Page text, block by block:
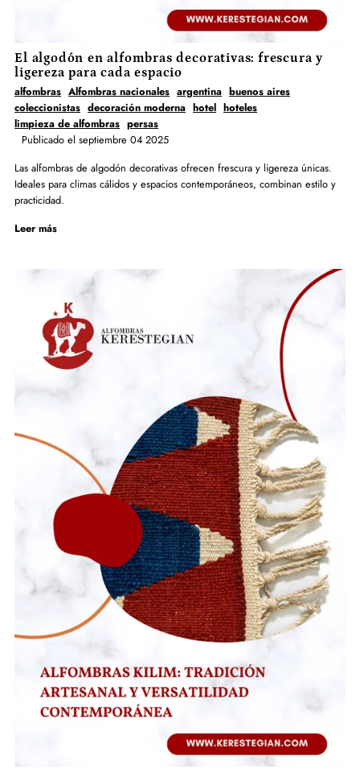
El algodón en alfombras decorativas: frescura y
ligereza para cada espacio
alfombras Alfombras nacionales argentina buenos aires
coleccionistas decoración moderna hotel hoteles
limpieza de alfombras persas
Publicado el septiembre 04 2025
Las alfombras de algodón decorativas ofrecen frescura y ligereza únicas.
Ideales para climas cálidos y espacios contemporáneos, combinan estilo y
practicidad.
Leer más